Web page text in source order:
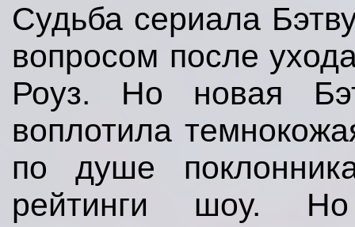
Судьба сериала
вопросом после
Роуз. Но новая
воплотила
по душе
рейтинги шоу.